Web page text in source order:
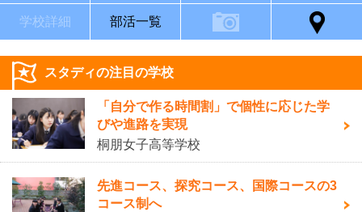
学校詳細 部活一覧
スタディの注目の学校
「自分で作る時間割」で個性に応じた学
びや進路を実現
桐朋女子高等学校
先進コース、探究コース、国際コースの3
コース制へ